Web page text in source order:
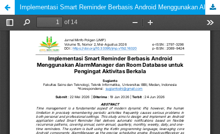
Implementasi Smart Reminder Berbasis Android Menggunakan AlarmManager dan Room Database untuk Pengingat Aktivitas Berkala